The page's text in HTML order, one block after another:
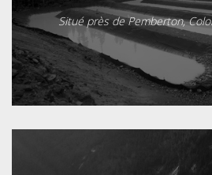
Situé près de Pemberton,